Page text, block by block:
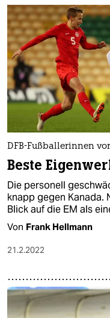
DFB-Fußballerinnen
Beste
Die personell
knapp gegen Kanada.
Blick auf die EM als
Von Frank Hellmann
21.2.2022